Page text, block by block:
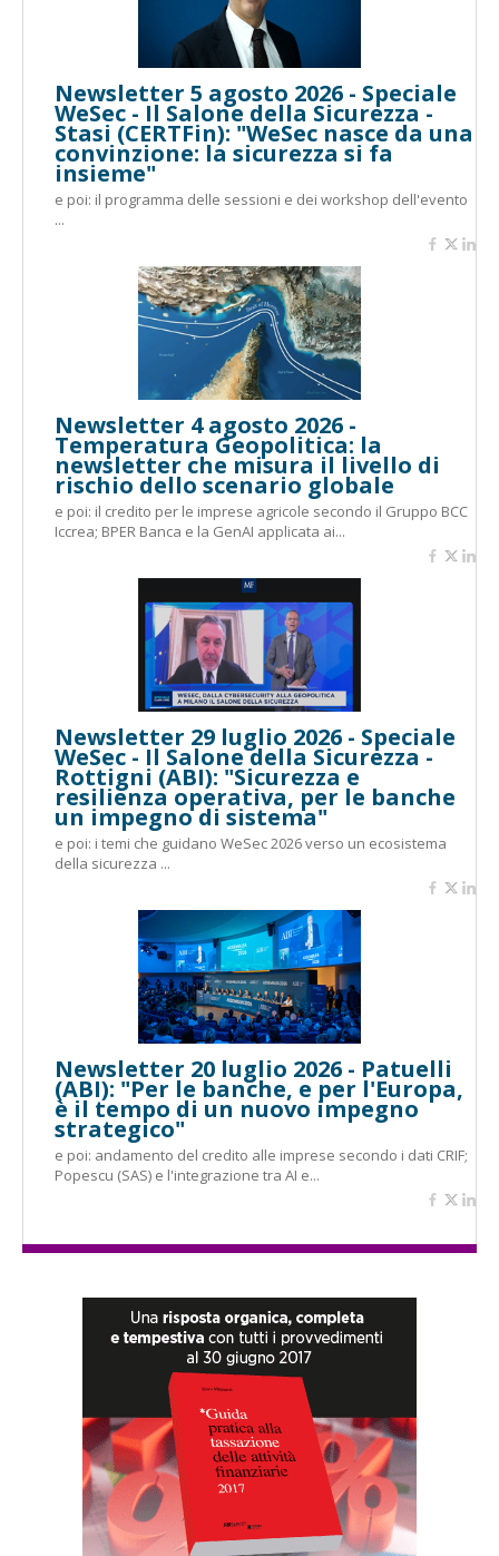
Newsletter 5 agosto 2026 - Speciale
WeSec - Il Salone della Sicurezza -
Stasi (CERTFin): "WeSec nasce da una
convinzione: la sicurezza si fa
insieme"
e poi: il programma delle sessioni e dei workshop dell'evento
...
Newsletter 4 agosto 2026 -
Temperatura Geopolitica: la
newsletter che misura il livello di
rischio dello scenario globale
e poi: il credito per le imprese agricole secondo il Gruppo BCC
Iccrea; BPER Banca e la GenAI applicata ai...
Newsletter 29 luglio 2026 - Speciale
WeSec - Il Salone della Sicurezza -
Rottigni (ABI): "Sicurezza e
resilienza operativa, per le banche
un impegno di sistema"
e poi: i temi che guidano WeSec 2026 verso un ecosistema
della sicurezza ...
Newsletter 20 luglio 2026 - Patuelli
(ABI): "Per le banche, e per l'Europa,
è il tempo di un nuovo impegno
strategico"
e poi: andamento del credito alle imprese secondo i dati CRIF;
Popescu (SAS) e l'integrazione tra AI e...